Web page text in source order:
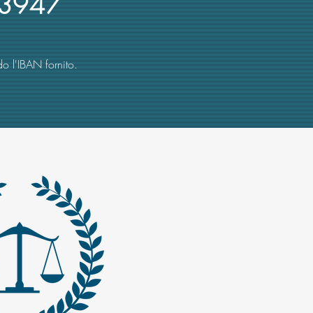
l'IBAN fornito.